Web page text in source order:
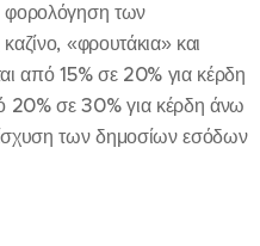
φορολόγηση των
«φρουτάκια» και
από 15% σε 20% για κέρδη
σε 30% για κέρδη άνω
των δημοσίων εσόδων